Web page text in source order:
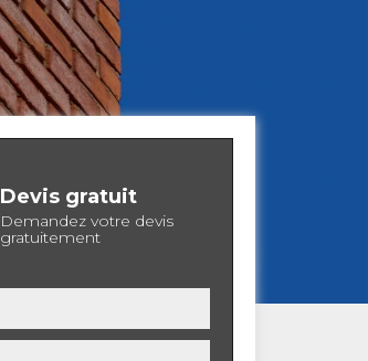
Devis gratuit
Demandez votre devis
gratuitement